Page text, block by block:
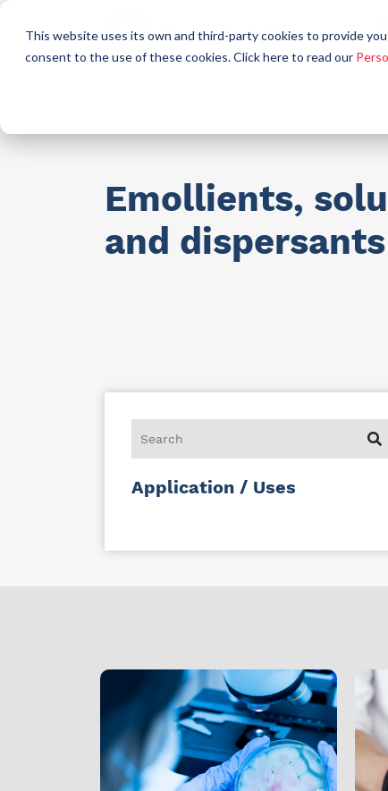
This website uses its own and third-party cookies to provide
consent to the use of these cookies. Click here to read our
Emollients,
and dispersants
Application / Uses